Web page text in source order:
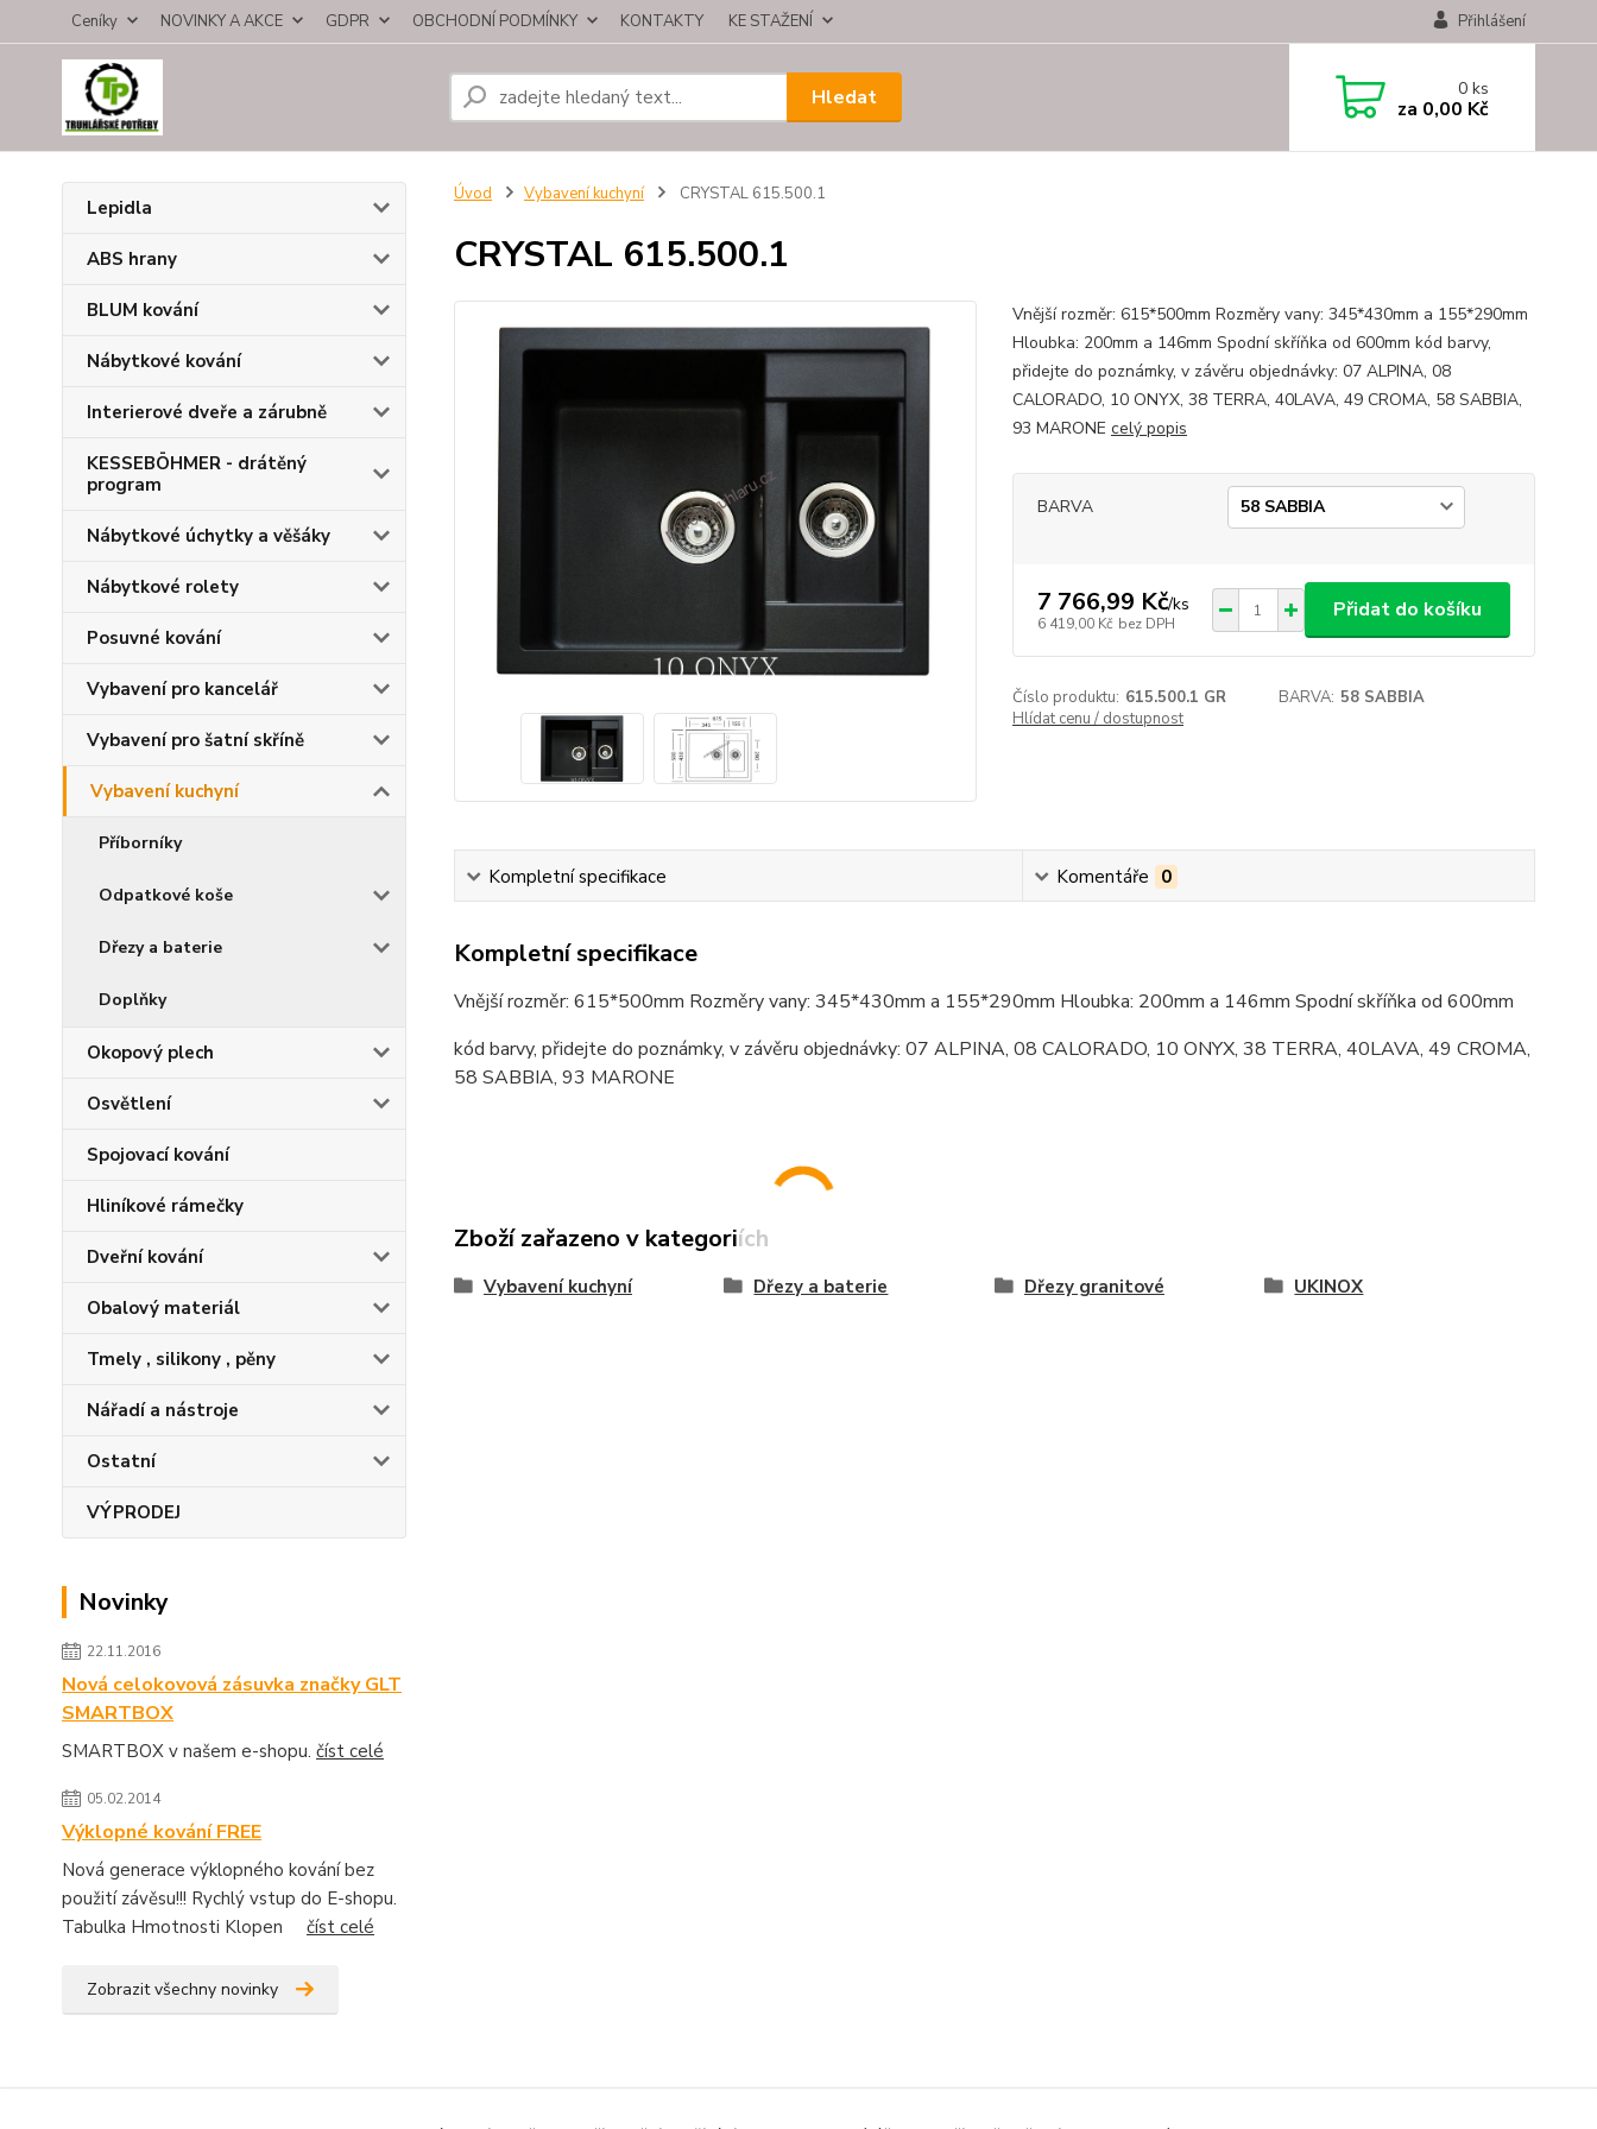
Ceníky NOVINKY A AKCE GDPR OBCHODNÍ PODMÍNKY KONTAKTY KE STAŽENÍ Přihlášení
Hledat 0ks
za 0,00 Kč
Lepidla
ABS hrany
BLUM kování
Nábytkové kování
Interierové dveře a zárubně
KESSEBÖHMER - drátěný
program
Nábytkové úchytky a věšáky
Nábytkové rolety
Posuvné kování
Vybavení pro kancelář
Vybavení pro šatní skříně
Vybavení kuchyní
Příborníky
Odpatkové koše
Dřezy a baterie
Doplňky
Okopový plech
Osvětlení
Spojovací kování
Hliníkové rámečky
Dveřní kování
Obalový materiál
Tmely , silikony , pěny
Nářadí a nástroje
Ostatní
VÝPRODEJ
Novinky
22.11.2016
Nová celokovová zásuvka značky GLT
SMARTBOX
SMARTBOX v našem e-shopu. číst celé
05.02.2014
Výklopné kování FREE
Nová generace výklopného kování bez
použití závěsu!!! Rychlý vstup do E-shopu.
Tabulka Hmotnosti Klopen číst celé
Zobrazit všechny novinky
Úvod Vybavení kuchyní CRYSTAL 615.500.1
CRYSTAL 615.500.1
Vnější rozměr: 615*500mm Rozměry vany: 345*430mm a 155*290mm
Hloubka: 200mm a 146mm Spodní skříňka od 600mm kód barvy,
přidejte do poznámky, v závěru objednávky: 07 ALPINA, 08
CALORADO, 10 ONYX, 38 TERRA, 40LAVA, 49 CROMA, 58 SABBIA,
93 MARONE celý popis
BARVA
7 766,99 Kč/ks
6 419,00 Kč bez DPH
Přidat do košíku
Číslo produktu: 615.500.1 GR BARVA: 58 SABBIA
Hlídat cenu / dostupnost
Kompletní specifikace Komentáře 0
Kompletní specifikace
Vnější rozměr: 615*500mm Rozměry vany: 345*430mm a 155*290mm Hloubka: 200mm a 146mm Spodní skříňka od 600mm
kód barvy, přidejte do poznámky, v závěru objednávky: 07 ALPINA, 08 CALORADO, 10 ONYX, 38 TERRA, 40LAVA, 49 CROMA,
58 SABBIA, 93 MARONE
Zboží zařazeno v kategoriích
Vybavení kuchyní Dřezy a baterie Dřezy granitové UKINOX